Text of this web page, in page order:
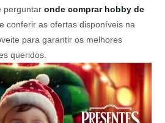
perguntaronde comprar hobby de
conferir as ofertas disponíveis na
para garantir os melhores
queridos.